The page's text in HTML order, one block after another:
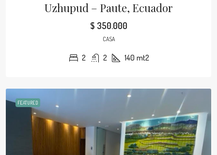
Uzhupud – Paute, Ecuador
$ 350.000
CASA
2 2 140 mt2
FEATURED